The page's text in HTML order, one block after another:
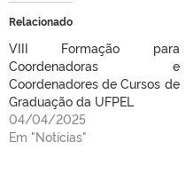
Relacionado
VIII Formação para
Coordenadoras e
Coordenadores de Cursos de
Graduação da UFPEL
04/04/2025
Em "Notícias"